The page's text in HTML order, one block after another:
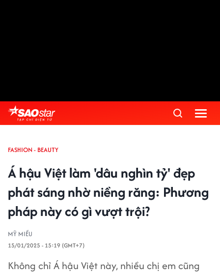
FASHION - BEAUTY
Á hậu Việt làm 'dâu nghìn tỷ' đẹp
phát sáng nhờ niềng răng: Phương
pháp này có gì vượt trội?
MỸ MIỀU
15/01/2025 - 15:19 (GMT+7)
Không chỉ Á hậu Việt này, nhiều chị em cũng